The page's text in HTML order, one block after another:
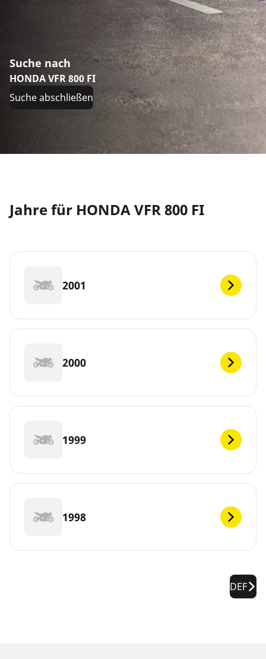
Suche nach
HONDA VFR 800 FI
Suche abschließen
Jahre für HONDA VFR 800 FI
2001
2000
1999
1998
DEF